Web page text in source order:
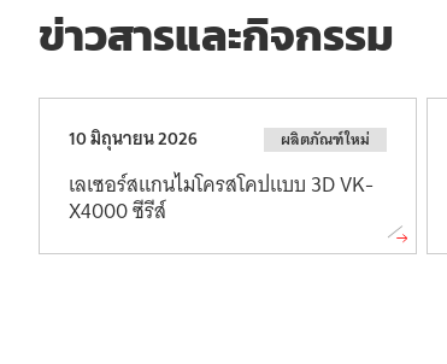
ข่าวสารและกิจกรรม
10 มิถุนายน 2026 ผลิตภัณฑ์ใหม่
เลเซอร์สแกนไมโครสโคปแบบ 3D VK-
X4000 ซีรีส์